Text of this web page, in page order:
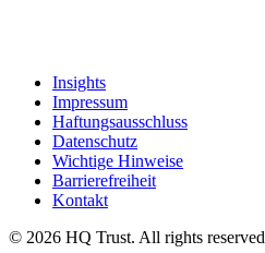
Insights
Impressum
Haftungsausschluss
Datenschutz
Wichtige Hinweise
Barrierefreiheit
Kontakt
© 2026 HQ Trust. All rights reserved